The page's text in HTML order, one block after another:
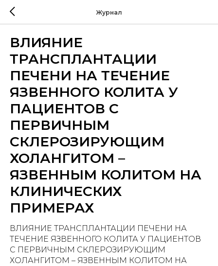
Журнал
ВЛИЯНИЕ
ТРАНСПЛАНТАЦИИ
ПЕЧЕНИ НА ТЕЧЕНИЕ
ЯЗВЕННОГО КОЛИТА У
ПАЦИЕНТОВ С
ПЕРВИЧНЫМ
СКЛЕРОЗИРУЮЩИМ
ХОЛАНГИТОМ –
ЯЗВЕННЫМ КОЛИТОМ НА
КЛИНИЧЕСКИХ
ПРИМЕРАХ
ВЛИЯНИЕ ТРАНСПЛАНТАЦИИ ПЕЧЕНИ НА
ТЕЧЕНИЕ ЯЗВЕННОГО КОЛИТА У ПАЦИЕНТОВ
С ПЕРВИЧНЫМ СКЛЕРОЗИРУЮЩИМ
ХОЛАНГИТОМ – ЯЗВЕННЫМ КОЛИТОМ НА